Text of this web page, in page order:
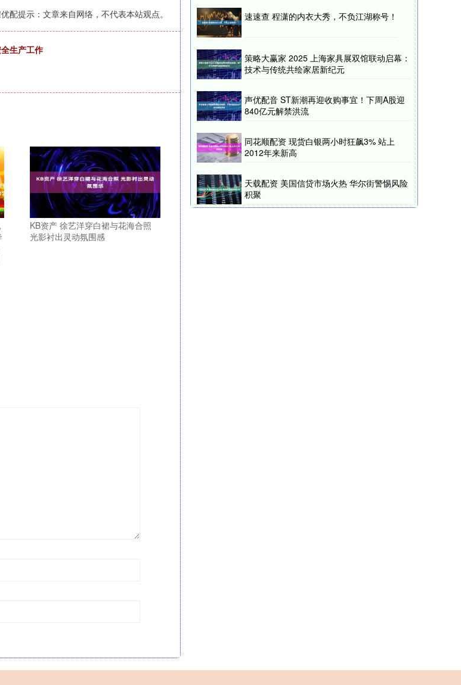
配提示：文章来自网络，不代表本站观点。
生产工作
KB资产 徐艺洋穿白裙与花海合照
光影衬出灵动氛围感
速速查 程潇的内衣大秀，不负江湖称号！
策略大赢家 2025 上海家具展双馆联动启幕：
技术与传统共绘家居新纪元
声优配音 ST新潮再迎收购事宜！下周A股迎
840亿元解禁洪流
同花顺配资 现货白银两小时狂飙3% 站上
2012年来新高
天载配资 美国信贷市场火热 华尔街警惕风险
积聚